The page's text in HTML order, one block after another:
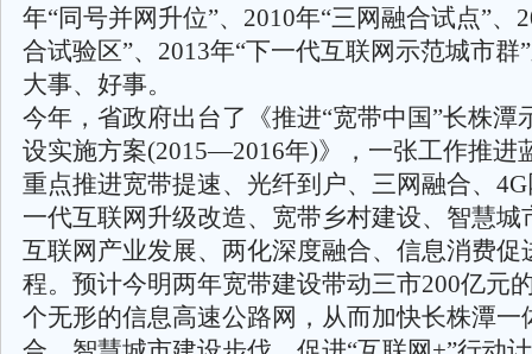
年“同号并网升位”、2010年“三网融合试点”、
合试验区”、2013年“下一代互联网示范城市群
大事、好事。
今年，省政府出台了《推进“宽带中国”长株潭
设实施方案(2015—2016年)》，一张工作推进
重点推进宽带提速、光纤到户、三网融合、
一代互联网升级改造、宽带乡村建设、智慧城
互联网产业发展、两化深度融合、信息消费促
程。预计今明两年宽带建设带动三市200亿元
个无形的信息高速公路网，从而加快长株潭一